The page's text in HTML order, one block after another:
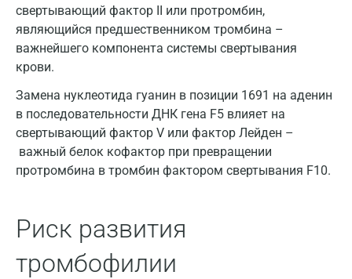
свертывающий фактор II или протромбин,
являющийся предшественником тромбина –
важнейшего компонента системы свертывания
крови.
Замена нуклеотида гуанин в позиции 1691 на аденин
в последовательности ДНК гена F5 влияет на
свертывающий фактор V или фактор Лейден –
важный белок кофактор при превращении
протромбина в тромбин фактором свертывания F10.
Риск развития
тромбофилии
Астрахань
Балашиха
Барнаул
Брянск
Великий Новгород
Видное
Волгоград
Волжский